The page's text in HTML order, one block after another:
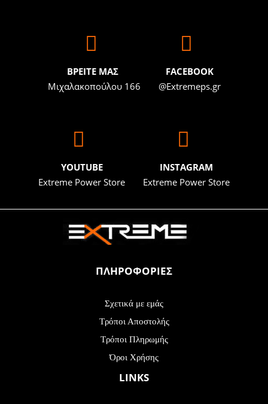
BΡΕΙΤΕ ΜΑΣ
Μιχαλακοπούλου 166
FACEBOOK
@Extremeps.gr
YOUTUBE
Extreme Power Store
INSTAGRAM
Extreme Power Store
ΠΛΗΡΟΦΟΡΙΕΣ
Σχετικά με εμάς
Τρόποι Αποστολής
Τρόποι Πληρωμής
Όροι Χρήσης
LINKS